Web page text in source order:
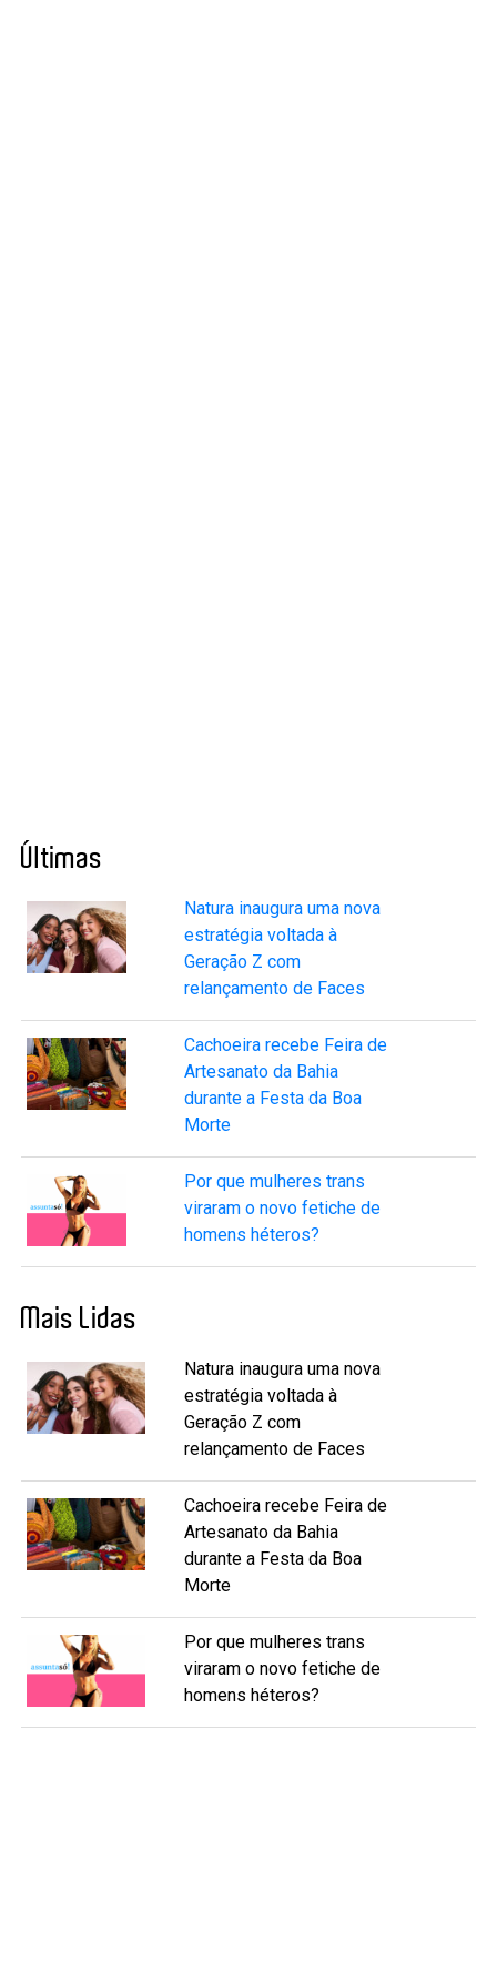
Últimas
Natura inaugura uma nova
estratégia voltada à
Geração Z com
relançamento de Faces
Cachoeira recebe Feira de
Artesanato da Bahia
durante a Festa da Boa
Morte
Por que mulheres trans
viraram o novo fetiche de
homens héteros?
Mais Lidas
Natura inaugura uma nova
estratégia voltada à
Geração Z com
relançamento de Faces
Cachoeira recebe Feira de
Artesanato da Bahia
durante a Festa da Boa
Morte
Por que mulheres trans
viraram o novo fetiche de
homens héteros?